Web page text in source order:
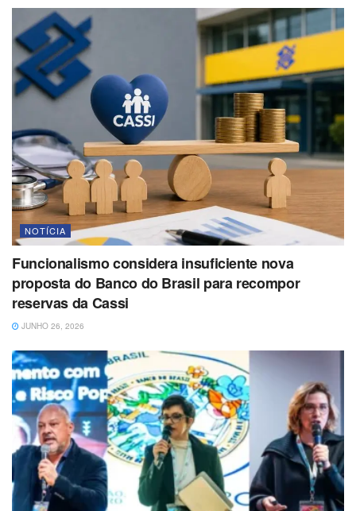
NOTÍCIA
Funcionalismo considera insuficiente nova
proposta do Banco do Brasil para recompor
reservas da Cassi
JUNHO 26, 2026